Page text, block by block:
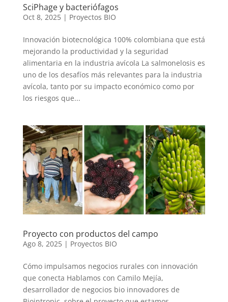
SciPhage y bacteriófagos
Oct 8, 2025| Proyectos BIO
Innovación biotecnológica 100% colombiana que está
mejorando la productividad y la seguridad
alimentaria en la industria avícola La salmonelosis es
uno de los desafíos más relevantes para la industria
avícola, tanto por su impacto económico como por
los riesgos que...
Proyecto con productos del campo
Ago 8, 2025| Proyectos BIO
Cómo impulsamos negocios rurales con innovación
que conecta Hablamos con Camilo Mejía,
desarrollador de negocios bio innovadores de